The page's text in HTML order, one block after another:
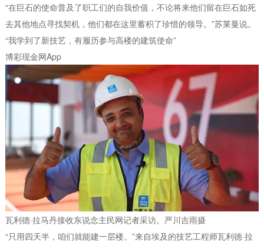
“在巨石的使命普及了职工们的自我价值，不论将来他们留在巨石如死
去其他地点寻找契机，他们都在这里蓄积了珍惜的领导。”苏莱曼说。
“我学到了新技艺，有履历参与高楼的建筑使命”
博彩现金网App
瓦利德·拉马丹接收东说念主民网记者采访。严川吉雨摄
“只用四天半，咱们就能建一层楼。”来自埃及的技艺工程师瓦利德·拉